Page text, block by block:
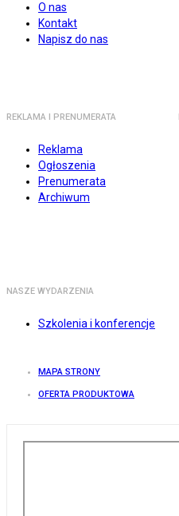
O nas
Kontakt
Napisz do nas
REKLAMA I PRENUMERATA
Reklama
Ogłoszenia
Prenumerata
Archiwum
NASZE WYDARZENIA
Szkolenia i konferencje
MAPA STRONY
OFERTA PRODUKTOWA